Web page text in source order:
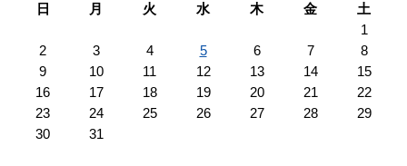
日
月 火 水 木 金
土
1
2
3 4 5 6 7
8
9
10 11 12 13 14
15
16
17 18 19 20 21
22
23
24 25 26 27 28
29
30
31